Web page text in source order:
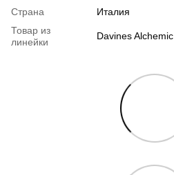
Страна
Италия
Товар из
линейки
Davines Alchemic